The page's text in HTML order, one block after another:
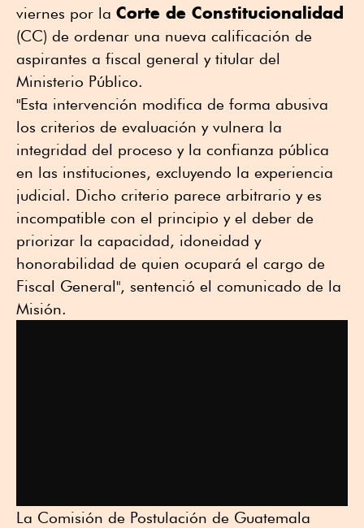
viernes por la Corte de Constitucionalidad
(CC) de ordenar una nueva calificación de
aspirantes a fiscal general y titular del
Ministerio Público.
"Esta intervención modifica de forma abusiva
los criterios de evaluación y vulnera la
integridad del proceso y la confianza pública
en las instituciones, excluyendo la experiencia
judicial. Dicho criterio parece arbitrario y es
incompatible con el principio y el deber de
priorizar la capacidad, idoneidad y
honorabilidad de quien ocupará el cargo de
Fiscal General", sentenció el comunicado de la
Misión.
La Comisión de Postulación de Guatemala